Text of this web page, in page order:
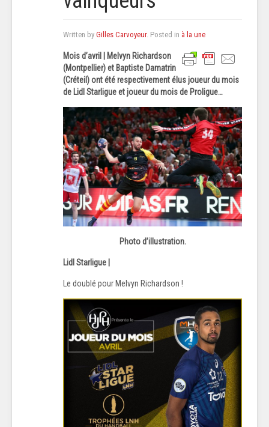
Written by Gilles Carvoyeur. Posted in à la une
Mois d’avril | Melvyn Richardson
(Montpellier) et Baptiste Damatrin
(Créteil) ont été respectivement élus joueur du mois
de Lidl Starligue et joueur du mois de Proligue…
Photo d’illustration.
Lidl Starligue |
Le doublé pour Melvyn Richardson !